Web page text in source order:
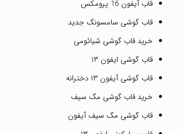
قاب آیفون 16 پرومکس
قاب گوشی سامسونگ جدید
خرید قاب گوشی شیائومی
قاب گوشی ایفون ۱۳
قاب گوشی آیفون ۱۳ دخترانه
خرید قاب گوشی مگ سیف
قاب گوشی مگ سیف آیفون